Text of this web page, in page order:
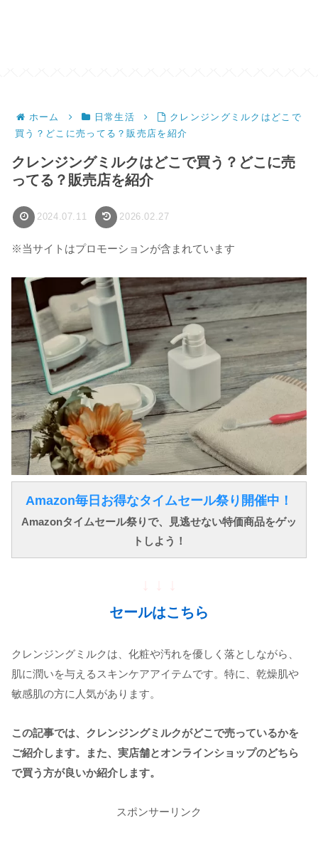
ホーム 日常生活
クレンジングミルクはどこで
買う？どこに売ってる？販売店を紹介
クレンジングミルクはどこで買う？どこに売
ってる？販売店を紹介
2024.07.11 2026.02.27
※当サイトはプロモーションが含まれています
Amazon毎日お得なタイムセール祭り開催中！
Amazonタイムセール祭りで、見逃せない特価商品をゲッ
トしよう！
セールはこちら
クレンジングミルクは、化粧や汚れを優しく落としながら、
肌に潤いを与えるスキンケアアイテムです。特に、乾燥肌や
敏感肌の方に人気があります。
この記事では、クレンジングミルクがどこで売っているかを
ご紹介します。また、実店舗とオンラインショップのどちら
で買う方が良いか紹介します。
スポンサーリンク